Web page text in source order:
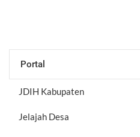
Portal
JDIH Kabupaten
Jelajah Desa